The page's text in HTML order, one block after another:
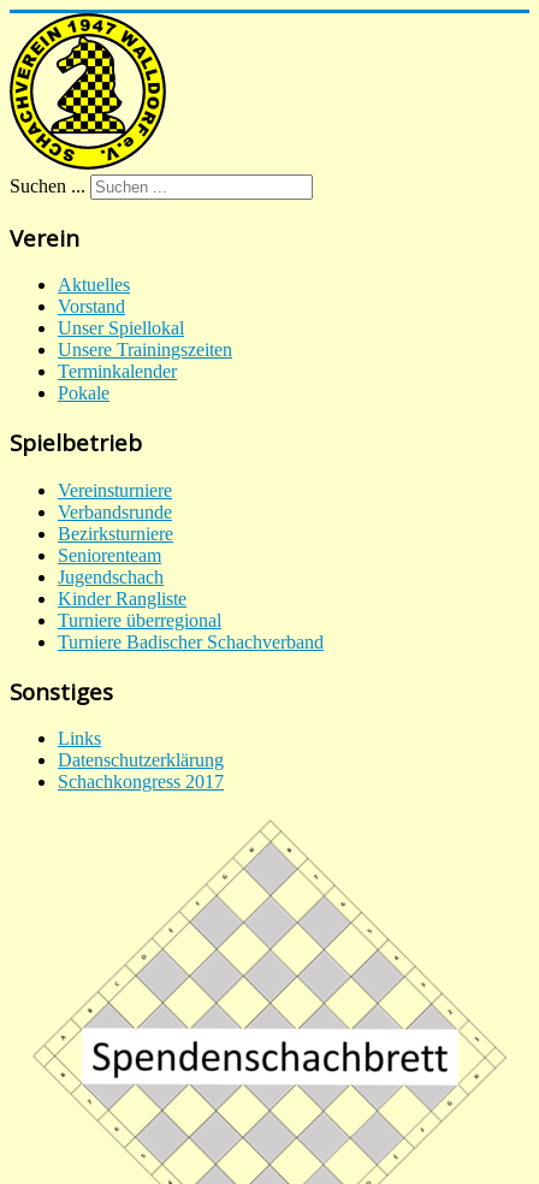
Suchen ...
Verein
Aktuelles
Vorstand
Unser Spiellokal
Unsere Trainingszeiten
Terminkalender
Pokale
Spielbetrieb
Vereinsturniere
Verbandsrunde
Bezirksturniere
Seniorenteam
Jugendschach
Kinder Rangliste
Turniere überregional
Turniere Badischer Schachverband
Sonstiges
Links
Datenschutzerklärung
Schachkongress 2017